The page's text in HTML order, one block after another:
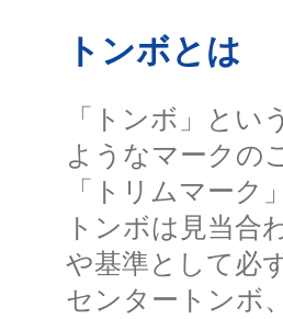
トンボとは
「トンボ」と
ようなマークの
「トリムマーク
トンボは見当合
や基準として必
センタートンボ